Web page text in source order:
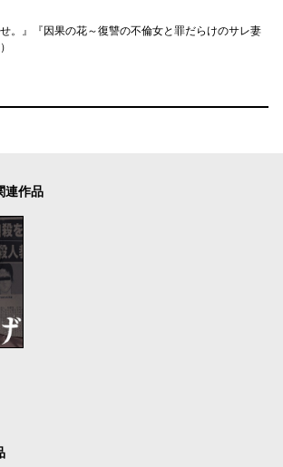
せ。』『因果の花～復讐の不倫女と罪だらけのサレ妻
連作品